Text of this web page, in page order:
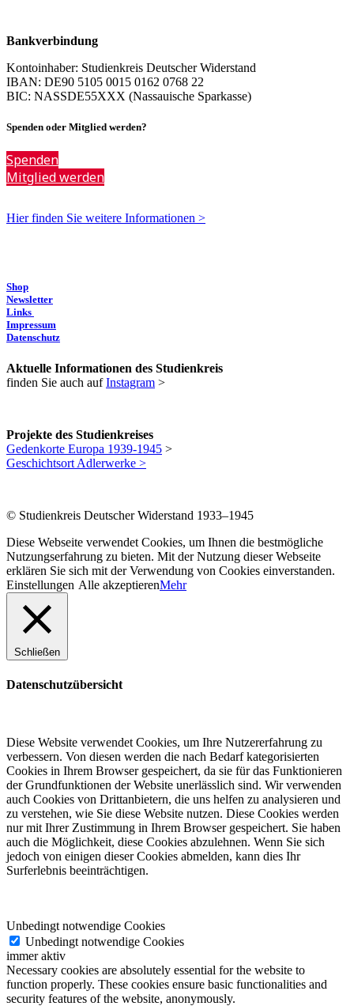
Bankverbindung
Kontoinhaber: Studienkreis Deutscher Widerstand
IBAN: DE90 5105 0015 0162 0768 22
BIC: NASSDE55XXX (Nassauische Sparkasse)
Spenden oder Mitglied werden?
Spenden
Mitglied werden
Hier finden Sie weitere Informationen >
Shop
Newsletter
Links
Impressum
Datenschutz
Aktuelle Informationen des Studienkreis
finden Sie auch aufInstagram >
Projekte des Studienkreises
Gedenkorte Europa 1939-1945 >
Geschichtsort Adlerwerke >
© Studienkreis Deutscher Widerstand 1933–1945
Diese Webseite verwendet Cookies, um Ihnen die bestmögliche
Nutzungserfahrung zu bieten. Mit der Nutzung dieser Webseite
erklären Sie sich mit der Verwendung von Cookies einverstanden.
Einstellungen Alle akzeptierenMehr
Schließen
Datenschutzübersicht
Diese Website verwendet Cookies, um Ihre Nutzererfahrung zu
verbessern. Von diesen werden die nach Bedarf kategorisierten
Cookies in Ihrem Browser gespeichert, da sie für das Funktionieren
der Grundfunktionen der Website unerlässlich sind. Wir verwenden
auch Cookies von Drittanbietern, die uns helfen zu analysieren und
zu verstehen, wie Sie diese Website nutzen. Diese Cookies werden
nur mit Ihrer Zustimmung in Ihrem Browser gespeichert. Sie haben
auch die Möglichkeit, diese Cookies abzulehnen. Wenn Sie sich
jedoch von einigen dieser Cookies abmelden, kann dies Ihr
Surferlebnis beeinträchtigen.
Unbedingt notwendige Cookies
Unbedingt notwendige Cookies
immer aktiv
Necessary cookies are absolutely essential for the website to
function properly. These cookies ensure basic functionalities and
security features of the website, anonymously.